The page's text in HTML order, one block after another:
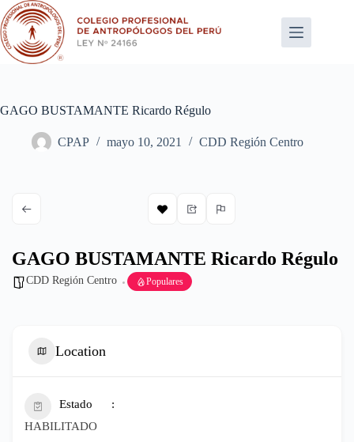
Saltar
al
contenido
GAGO BUSTAMANTE Ricardo Régulo
CPAP mayo 10, 2021 CDD Región Centro
GAGO BUSTAMANTE Ricardo Régulo
CDD Región Centro Populares
Location
Estado
HABILITADO